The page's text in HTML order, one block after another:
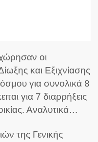
οι
και Εξιχνίασης
για συνολικά 8
για 7 διαρρήξεις
Αναλυτικά…
της Γενικής